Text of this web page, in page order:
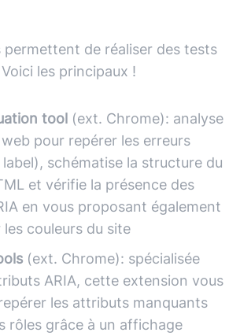
permettent de réaliser des tests
les principaux !
tool (ext. Chrome): analyse
pour repérer les erreurs
schématise la structure du
et vérifie la présence des
en vous proposant également
couleurs du site
(ext. Chrome): spécialisée
ARIA, cette extension vous
les attributs manquants
rôles grâce à un affichage